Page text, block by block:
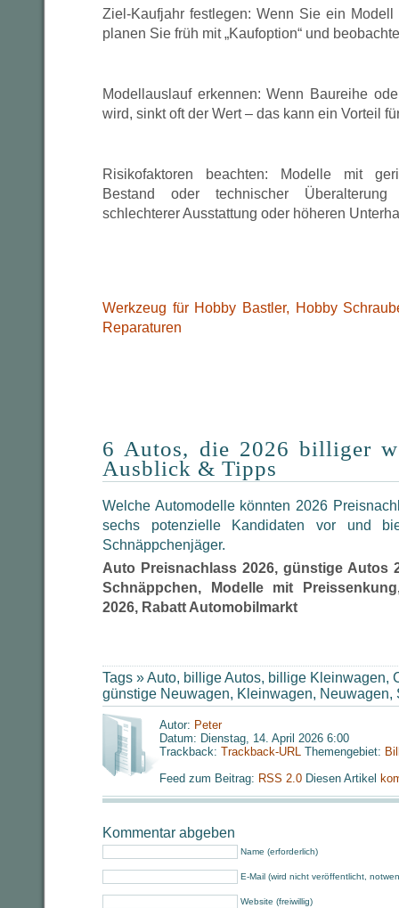
Ziel-Kaufjahr festlegen: Wenn Sie ein
planen Sie früh mit „Kaufoption“ und
Modellauslauf erkennen: Wenn Baureihe
wird, sinkt oft der Wert – das kann ein Vorteil
Risikofaktoren beachten: Modelle mit
Bestand oder technischer
schlechterer Ausstattung oder höheren
Werkzeug für Hobby Bastler, Hobby
Reparaturen
6 Autos, die 2026 billiger
Ausblick & Tipps
Welche Automodelle könnten 2026
sechs potenzielle Kandidaten vor und
Schnäppchenjäger.
Auto Preisnachlass 2026, günstige Autos
Schnäppchen, Modelle mit
2026, Rabatt Automobilmarkt
Tags »Auto, billige Autos, billige Kleinwagen,
günstige Neuwagen, Kleinwagen, Neuwagen,
Autor: Peter
Datum: Dienstag, 14. April 2026 6:00
Trackback: Trackback-URL Themengebiet:
Feed zum Beitrag: RSS 2.0 Diesen Artikel
Kommentar abgeben
Name (erforderlich)
E-Mail (wird nicht veröffentlicht,
Website (freiwillig)